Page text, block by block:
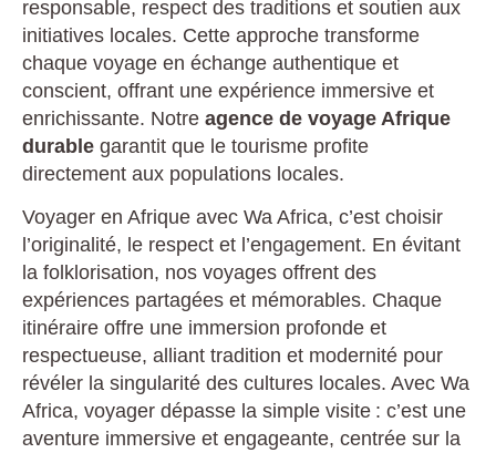
responsable, respect des traditions et soutien aux
initiatives locales. Cette approche transforme
chaque voyage en échange authentique et
conscient, offrant une expérience immersive et
enrichissante. Notre agence de voyage Afrique
durable garantit que le tourisme profite
directement aux populations locales.
Voyager en Afrique avec Wa Africa, c’est choisir
l’originalité, le respect et l’engagement. En évitant
la folklorisation, nos voyages offrent des
expériences partagées et mémorables. Chaque
itinéraire offre une immersion profonde et
respectueuse, alliant tradition et modernité pour
révéler la singularité des cultures locales. Avec Wa
Africa, voyager dépasse la simple visite : c’est une
aventure immersive et engageante, centrée sur la